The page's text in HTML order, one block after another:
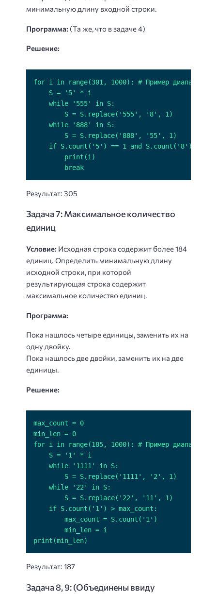
минимальную длину входной строки.
Программа: (Та же, что в задаче 4)
Решение:
        break
Результат: 305
Задача 7: Максимальное количество
единиц
Условие: Исходная строка содержит более 184
единиц. Определить минимальную длину
исходной строки, при которой
результирующая строка содержит
максимальное количество единиц.
Программа:
Пока нашлось четыре единицы, заменить их на
одну двойку.
Пока нашлось две двойки, заменить их на две
единицы.
Решение:
print(min_len)
Результат: 187
Задача 8, 9: (Объединены ввиду